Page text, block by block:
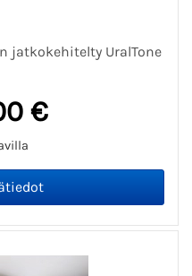
jatkokehitelty UralTone
€